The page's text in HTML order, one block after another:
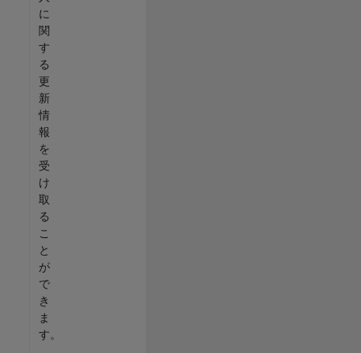
に
関
す
る
更
新
情
報
を
受
け
取
る
こ
と
が
で
き
ま
す。